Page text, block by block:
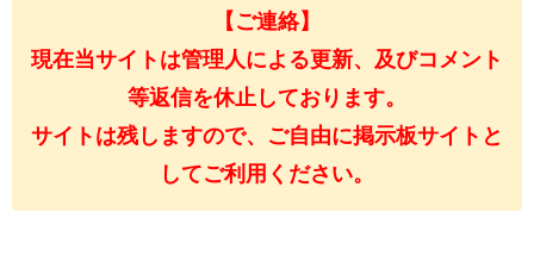
【ご連絡】
現在当サイトは管理人による更新、及びコメント
等返信を休止しております。
サイトは残しますので、ご自由に掲示板サイトと
してご利用ください。